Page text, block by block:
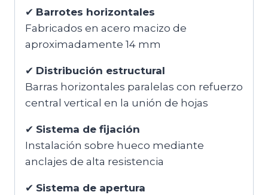
✔ Barrotes horizontales
Fabricados en acero macizo de
aproximadamente 14 mm
✔ Distribución estructural
Barras horizontales paralelas con refuerzo
central vertical en la unión de hojas
✔ Sistema de fijación
Instalación sobre hueco mediante
anclajes de alta resistencia
✔ Sistema de apertura